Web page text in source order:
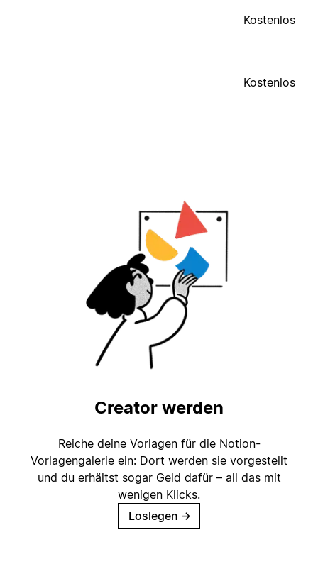
Kostenlos
Kostenlos
Creator werden
Reiche deine Vorlagen für die Notion-
Vorlagengalerie ein: Dort werden sie vorgestellt
und du erhältst sogar Geld dafür – all das mit
wenigen Klicks.
Loslegen →